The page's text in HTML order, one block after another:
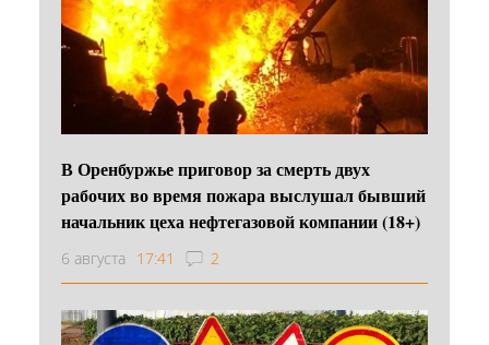
В Оренбуржье приговор за смерть двух
рабочих во время пожара выслушал бывший
начальник цеха нефтегазовой компании (18+)
6 августа 17:41 2